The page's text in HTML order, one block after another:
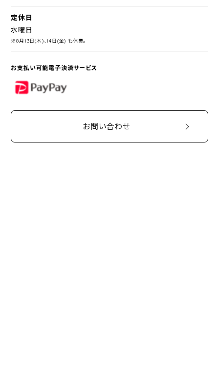
定休日
水曜日
※8月13日(木)、14日(金) も休業。
お支払い可能電子決済サービス
PayPay
お問い合わせ